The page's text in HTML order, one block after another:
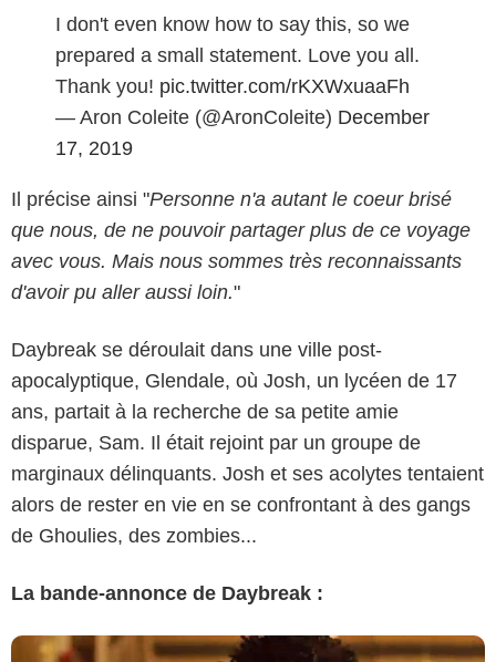
I don't even know how to say this, so we
prepared a small statement. Love you all.
Thank you! pic.twitter.com/rKXWxuaaFh
— Aron Coleite (@AronColeite) December
17, 2019
Il précise ainsi "Personne n'a autant le coeur brisé
que nous, de ne pouvoir partager plus de ce voyage
avec vous. Mais nous sommes très reconnaissants
d'avoir pu aller aussi loin."
Daybreak se déroulait dans une ville post-
apocalyptique, Glendale, où Josh, un lycéen de 17
ans, partait à la recherche de sa petite amie
disparue, Sam. Il était rejoint par un groupe de
marginaux délinquants. Josh et ses acolytes tentaient
alors de rester en vie en se confrontant à des gangs
de Ghoulies, des zombies...
La bande-annonce de Daybreak :